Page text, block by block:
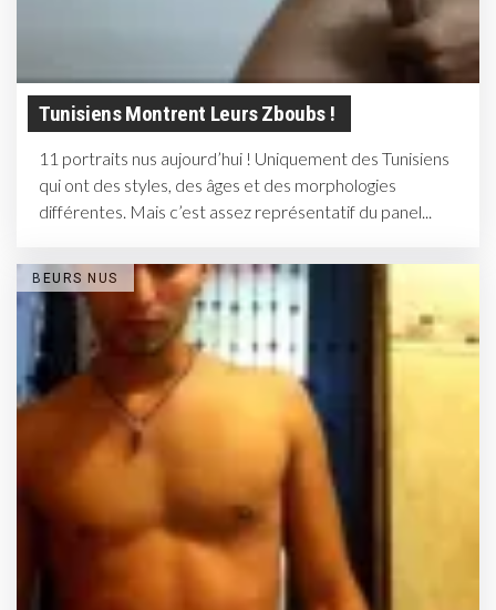
Tunisiens Montrent Leurs Zboubs !
11 portraits nus aujourd’hui ! Uniquement des Tunisiens
qui ont des styles, des âges et des morphologies
différentes. Mais c’est assez représentatif du panel...
BEURS NUS